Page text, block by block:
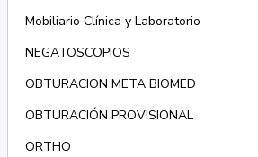
Mobiliario Clínica y Laboratorio
NEGATOSCOPIOS
OBTURACION META BIOMED
OBTURACIÓN PROVISIONAL
ORTHO